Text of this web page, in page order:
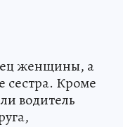
женщины, а
сестра. Кроме
водитель